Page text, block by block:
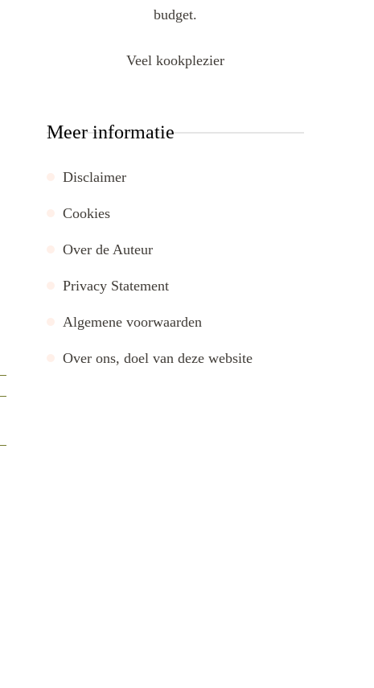
budget.
Veel kookplezier
Meer informatie
Disclaimer
Cookies
Over de Auteur
Privacy Statement
Algemene voorwaarden
Over ons, doel van deze website